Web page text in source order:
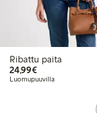
Ribattu paita
24,99€24,99 €
Luomupuuvilla